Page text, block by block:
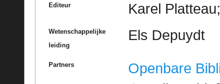
Editeur Karel
Wetenschappelijke
leiding
Els Depuydt
Partners
Openbare